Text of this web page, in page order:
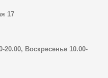
17
Воскресенье 10.00-